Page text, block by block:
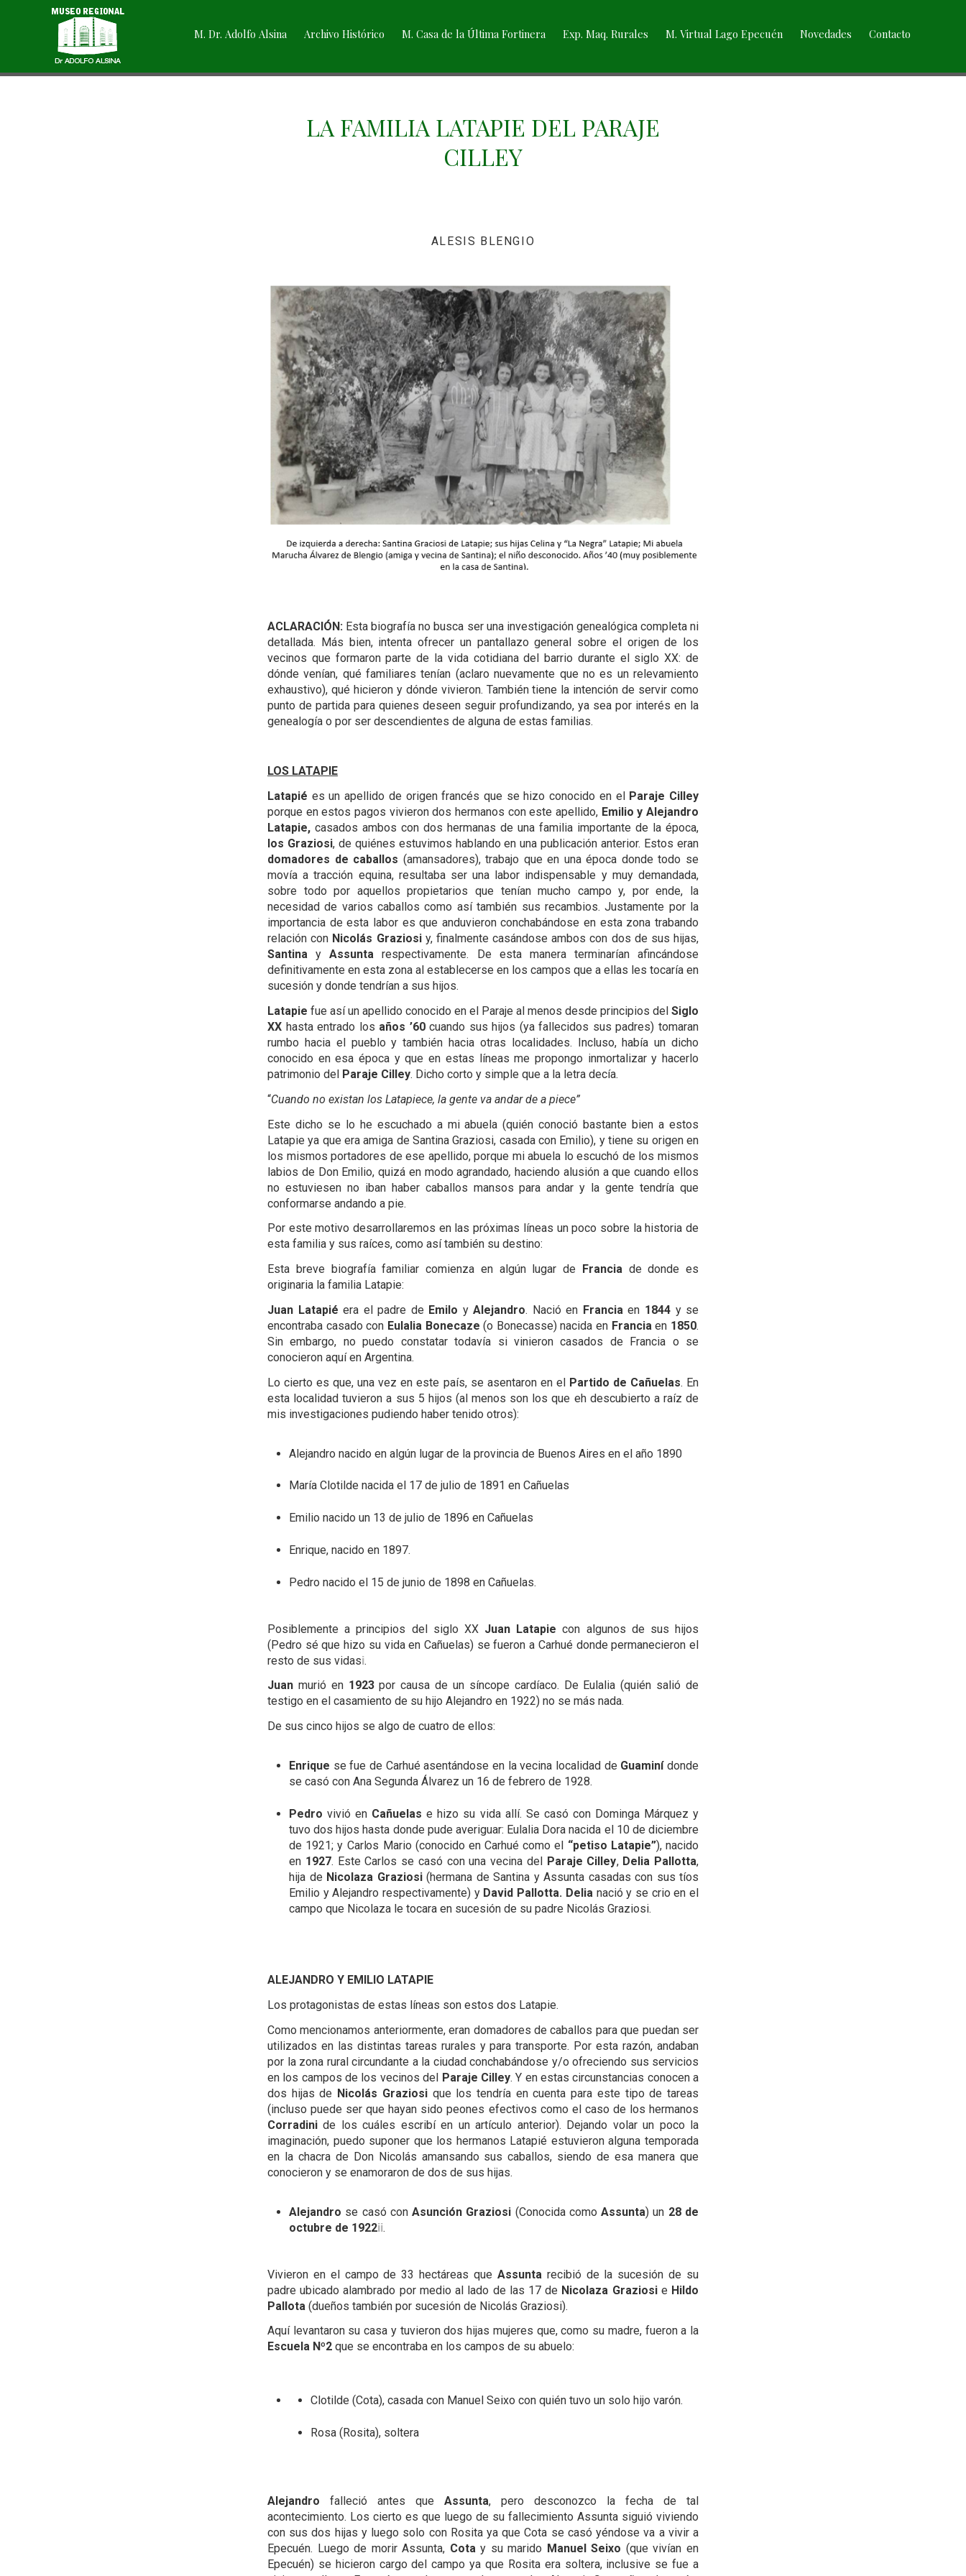
M. Dr. Adolfo Alsina Archivo Histórico M. Casa de la Última Fortinera Exp. Maq. Rurales M. Virtual Lago Epecuén Novedades Contacto
LA FAMILIA LATAPIE DEL PARAJE
CILLEY
ALESIS BLENGIO
ACLARACIÓN: Esta biografía no busca ser una investigación genealógica completa ni
detallada. Más bien, intenta ofrecer un pantallazo general sobre el origen de los
vecinos que formaron parte de la vida cotidiana del barrio durante el siglo XX: de
dónde venían, qué familiares tenían (aclaro nuevamente que no es un relevamiento
exhaustivo), qué hicieron y dónde vivieron. También tiene la intención de servir como
punto de partida para quienes deseen seguir profundizando, ya sea por interés en la
genealogía o por ser descendientes de alguna de estas familias.
LOS LATAPIE
Latapié es un apellido de origen francés que se hizo conocido en el
Paraje Cilley
porque en estos pagos vivieron dos hermanos con este apellido, Emilio y Alejandro
Latapie, casados ambos con dos hermanas de una familia importante de la época,
los Graziosi, de quiénes estuvimos hablando en una publicación anterior. Estos eran
domadores de caballos (amansadores), trabajo que en una época donde todo se
movía a tracción equina, resultaba ser una labor indispensable y muy demandada,
sobre todo por aquellos propietarios que tenían mucho campo y, por ende, la
necesidad de varios caballos como así también sus recambios. Justamente por la
importancia de esta labor es que anduvieron conchabándose en esta zona trabando
relación con Nicolás Graziosiy, finalmente casándose ambos con dos de sus hijas,
Santina yAssunta respectivamente. De esta manera terminarían afincándose
definitivamente en esta zona al establecerse en los campos que a ellas les tocaría en
sucesión y donde tendrían a sus hijos.
Latapie fue así un apellido conocido en el Paraje al menos desde principios del Siglo
XX hasta entrado los años ’60cuando sus hijos (ya fallecidos sus padres) tomaran
rumbo hacia el pueblo y también hacia otras localidades. Incluso, había un dicho
conocido en esa época y que en estas líneas me propongo inmortalizar y hacerlo
patrimonio del Paraje Cilley. Dicho corto y simple que a la letra decía.
“Cuando no existan los Latapiece, la gente va andar de a piece”
Este dicho se lo he escuchado a mi abuela (quién conoció bastante bien a estos
Latapie ya que era amiga de Santina Graziosi, casada con Emilio), y tiene su origen en
los mismos portadores de ese apellido, porque mi abuela lo escuchó de los mismos
labios de Don Emilio, quizá en modo agrandado,haciendo alusión a que cuando ellos
no estuviesen no iban haber caballos mansos para andar y la gente tendría que
conformarse andando a pie.
Por este motivo desarrollaremos en las próximas líneas un poco sobre la historia de
esta familia y sus raíces, como así también su destino:
Esta breve biografía familiar comienza en algún lugar de Franciade donde es
originaria la familia Latapie:
Juan Latapié era el padre de Emilo yAlejandro. Nació en Franciaen 1844y se
encontraba casado con Eulalia Bonecaze (o Bonecasse) nacida en Franciaen 1850.
Sin embargo, no puedo constatar todavía si vinieron casados de Francia o se
conocieron aquí en Argentina.
Lo cierto es que, una vez en este país, se asentaron en el Partido de Cañuelas. En
esta localidad tuvieron a sus 5 hijos (al menos son los que eh descubierto a raíz de
mis investigaciones pudiendo haber tenido otros):
Alejandro nacido en algún lugar de la provincia de Buenos Aires en el año 1890
María Clotilde nacida el 17 de julio de 1891 en Cañuelas
Emilio nacido un 13 de julio de 1896 en Cañuelas
Enrique, nacido en 1897.
Pedro nacido el 15 de junio de 1898 en Cañuelas.
Posiblemente a principios del siglo XX Juan Latapie con algunos de sus hijos
(Pedro sé que hizo su vida en Cañuelas) se fueron a Carhué donde permanecieron el
resto de sus vidasi.
Juan murió en1923por causa de un síncope cardíaco. De Eulalia (quién salió de
testigo en el casamiento de su hijo Alejandro en 1922) no se más nada.
De sus cinco hijos se algo de cuatro de ellos:
Enrique se fue de Carhué asentándose en la vecina localidad de Guaminídonde
se casó con Ana Segunda Álvarez un 16 de febrero de 1928.
Pedro vivió en Cañuelase hizo su vida allí. Se casó con Dominga Márquez y
tuvo dos hijos hasta donde pude averiguar: Eulalia Dora nacida el 10 de diciembre
de 1921; y Carlos Mario (conocido en Carhué como el “petiso Latapie”), nacido
en 1927. Este Carlos se casó con una vecina del Paraje Cilley, Delia Pallotta,
hija de Nicolaza Graziosi(hermana de Santina y Assunta casadas con sus tíos
Emilio y Alejandro respectivamente) y David Pallotta. Delia nació y se crio en el
campo que Nicolaza le tocara en sucesión de su padre Nicolás Graziosi.
ALEJANDRO Y EMILIO LATAPIE
Los protagonistas de estas líneas son estos dos Latapie.
Como mencionamos anteriormente, eran domadores de caballos para que puedan ser
utilizados en las distintas tareas rurales y para transporte. Por esta razón, andaban
por la zona rural circundante a la ciudad conchabándose y/o ofreciendo sus servicios
en los campos de los vecinos del Paraje Cilley. Y en estas circunstancias conocen a
dos hijas de Nicolás Graziosique los tendría en cuenta para este tipo de tareas
(incluso puede ser que hayan sido peones efectivos como el caso de los hermanos
Corradinide los cuáles escribí en un artículo anterior). Dejando volar un poco la
imaginación, puedo suponer que los hermanos Latapié estuvieron alguna temporada
en la chacra de Don Nicolás amansando sus caballos, siendo de esa manera que
conocieron y se enamoraron de dos de sus hijas.
Alejandro se casó conAsunción Graziosi (Conocida comoAssunta) un 28 de
octubre de 1922ii.
Vivieron en el campo de 33 hectáreas que Assunta recibió de la sucesión de su
padre ubicado alambrado por medio al lado de las 17 de Nicolaza Graziosie Hildo
Pallota (dueños también por sucesión de Nicolás Graziosi).
Aquí levantaron su casa y tuvieron dos hijas mujeres que, como su madre, fueron a la
Escuela Nº2 que se encontraba en los campos de su abuelo:
Clotilde (Cota), casada con Manuel Seixo con quién tuvo un solo hijo varón.
Rosa (Rosita), soltera
Alejandro falleció antes que Assunta, pero desconozco la fecha de tal
acontecimiento. Los cierto es que luego de su fallecimiento Assunta siguió viviendo
con sus dos hijas y luego solo con Rosita ya que Cota se casó yéndose va a vivir a
Epecuén. Luego de morir Assunta, Cotay su marido Manuel Seixo (que vivían en
Epecuén) se hicieron cargo del campo ya que Rosita era soltera, inclusive se fue a